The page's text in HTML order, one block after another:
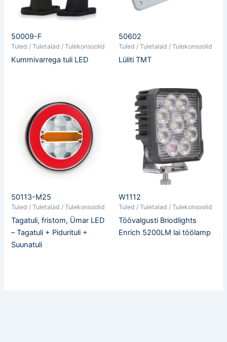
50009-F
Tuled / Tuletalad / Tulekonsoolid
Kummivarrega tuli LED
50602
Tuled / Tuletalad / Tulekonsoolid
Lüliti TMT
50113-M25
Tuled / Tuletalad / Tulekonsoolid
Tagatuli, fristom, Ümar LED
– Tagatuli + Pidurituli +
Suunatuli
W1112
Tuled / Tuletalad / Tulekonsoolid
Töövalgusti Briodlights
Enrich 5200LM lai töölamp